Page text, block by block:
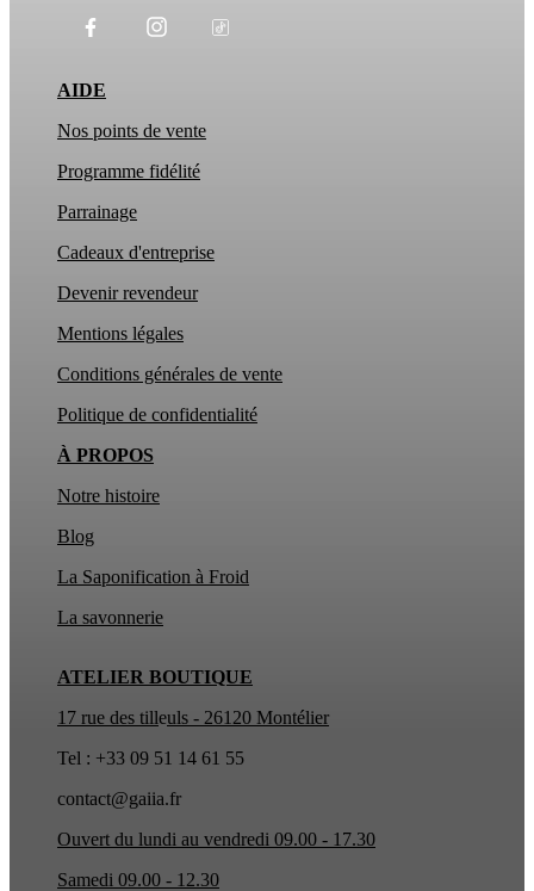
ATELIER BOUTIQUE
17 rue des tilleuls - 26120 Montélier
Tel : +33 09 51 14 61 55
contact@gaiia.fr
Ouvert du lundi au vendredi 09.00 - 17.30
Samedi 09.00 - 12.30
À PROPOS
Notre histoire
Blog
La Saponification à Froid
La savonnerie
AIDE
Nos points de vente
Programme fidélité
Parrainage
Cadeaux d'entreprise
Devenir revendeur
Mentions légales
Conditions générales de vente
Politique de confidentialité